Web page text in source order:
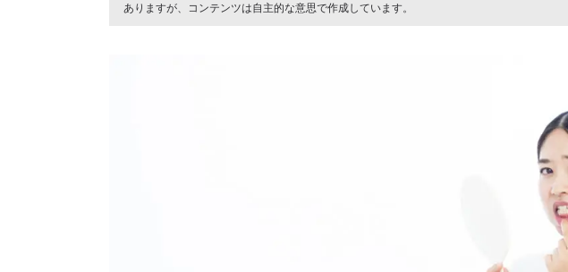
ありますが、コンテンツは自主的な意思で作成しています。